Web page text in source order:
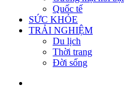
Quốc tế
SỨC KHỎE
TRẢI NGHIỆM
Du lịch
Thời trang
Đời sống